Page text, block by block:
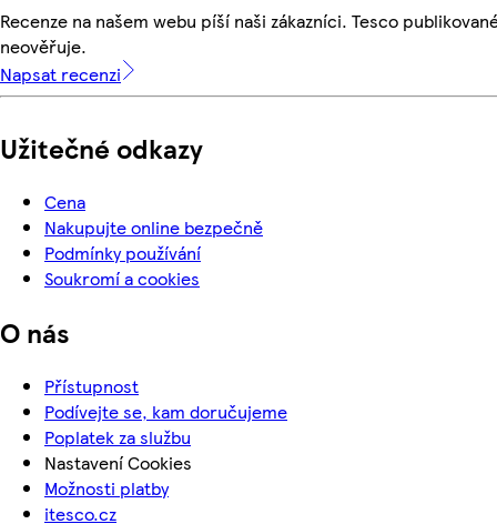
Recenze na našem webu píší naši zákazníci. Tesco
neověřuje.
Napsat recenzi
Užitečné odkazy
Cena
Nakupujte online bezpečně
Podmínky používání
Soukromí a cookies
O nás
Přístupnost
Podívejte se, kam doručujeme
Poplatek za službu
Nastavení Cookies
Možnosti platby
itesco.cz